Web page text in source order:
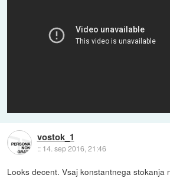
vostok_1
:: 14. sep 2016, 21:46
Looks decent. Vsaj konstantnega stokanja